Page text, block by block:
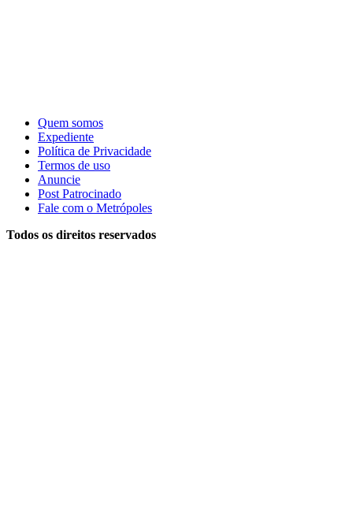
Quem somos
Expediente
Política de Privacidade
Termos de uso
Anuncie
Post Patrocinado
Fale com o Metrópoles
Todos os direitos reservados